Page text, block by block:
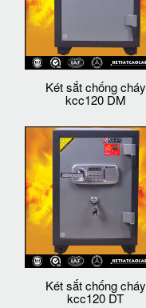
Két sắt chống cháy
kcc120 DM
Két sắt chống cháy
kcc120 DT